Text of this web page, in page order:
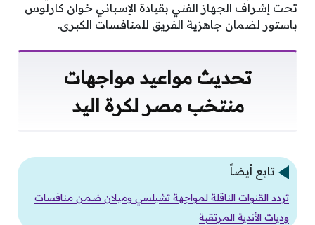
تحت إشراف الجهاز الفني بقيادة الإسباني خوان كارلوس
باستور لضمان جاهزية الفريق للمنافسات الكبرى.
تحديث مواعيد مواجهات
منتخب مصر لكرة اليد
تابع أيضاً
تردد القنوات الناقلة لمواجهة تشيلسي وميلان ضمن منافسات
وديات الأندية المرتقبة